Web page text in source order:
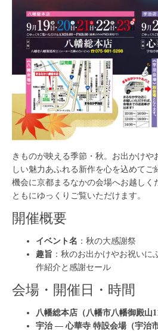
きものが映える季節・秋。お出かけや
しい魅力あふれる新作を心を込めて
機会に京都まるなかの会場へお越しく
ともにゆっくりご覧いただけます。
開催概要
イベント名 ：秋の大感謝祭
趣旨 ：秋のお出かけやお祝い
作紹介と感謝セール
会場・開催日・時間
八幡総本店（八幡市八幡御殿山
宇治 — 心華寺 特設会場（宇治市